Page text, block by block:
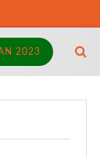
2023